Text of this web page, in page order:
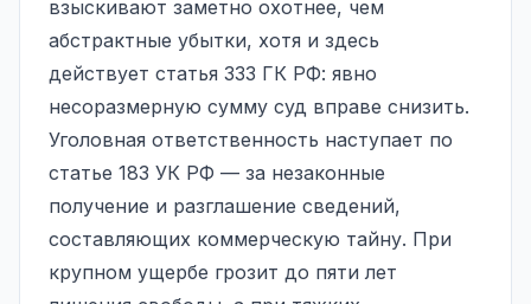
взыскивают заметно охотнее, чем
абстрактные убытки, хотя и здесь
действует статья 333 ГК РФ: явно
несоразмерную сумму суд вправе снизить.
Уголовная ответственность наступает по
статье 183 УК РФ — за незаконные
получение и разглашение сведений,
составляющих коммерческую тайну. При
крупном ущербе грозит до пяти лет